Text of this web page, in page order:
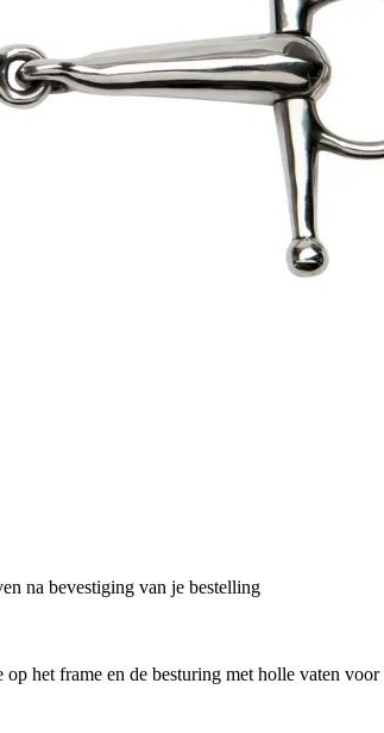
na bevestiging van je bestelling
het frame en de besturing met holle vaten